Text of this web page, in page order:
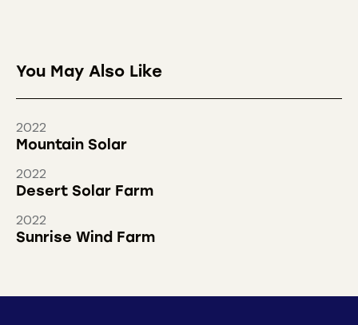
You May Also Like
2022
Mountain Solar
2022
Desert Solar Farm
2022
Sunrise Wind Farm